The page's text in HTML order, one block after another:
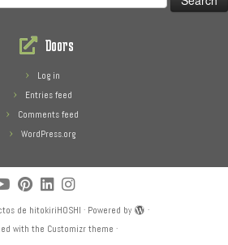
Doors
Log in
Entries feed
Comments feed
WordPress.org
de hitokiriHOSHI · Powered by
·
with the Customizr theme ·